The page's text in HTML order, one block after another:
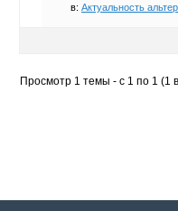
в: Актуальность
Просмотр 1 темы - с 1 по 1 (1